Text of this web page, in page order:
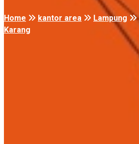
Home kantor area Lampung
Karang